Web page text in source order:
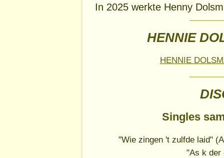
In 2025 werkte Henny
HENNIE
HENNIE
Singles
"Wie zingen 't zulfde laid"
"As k der